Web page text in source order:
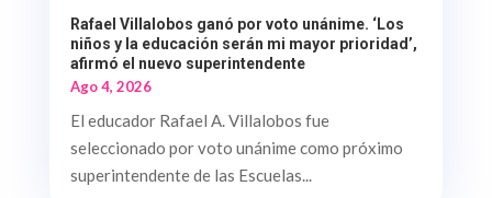
Rafael Villalobos ganó por voto unánime. ‘Los
niños y la educación serán mi mayor prioridad’,
afirmó el nuevo superintendente
Ago 4, 2026
El educador Rafael A. Villalobos fue
seleccionado por voto unánime como próximo
superintendente de las Escuelas...